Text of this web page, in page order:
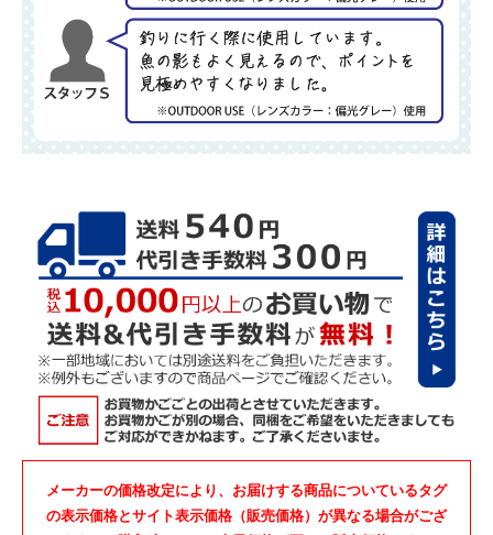
メーカーの価格改定により、お届けする商品についているタグ
の表示価格とサイト表示価格（販売価格）が異なる場合がござ